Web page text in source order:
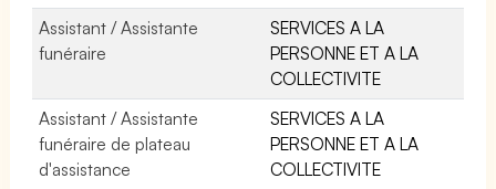
Assistant / Assistante
funéraire
SERVICES A LA
PERSONNE ET A LA
COLLECTIVITE
Assistant / Assistante
funéraire de plateau
d'assistance
SERVICES A LA
PERSONNE ET A LA
COLLECTIVITE